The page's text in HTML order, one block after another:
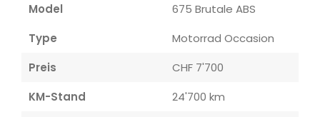
Model
675 Brutale ABS
Type
Motorrad Occasion
Preis
CHF 7'700
KM-Stand
24'700 km